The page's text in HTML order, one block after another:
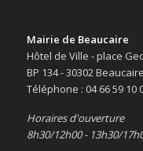
Mairie de Beaucaire
Hôtel de Ville - place
BP 134 - 30302 Beaucaire
Téléphone : 04 66 59 10
Horaires d'ouverture
8h30/12h00 - 13h30/